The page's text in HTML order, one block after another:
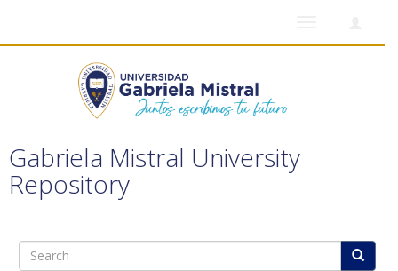
Gabriela Mistral University
Repository